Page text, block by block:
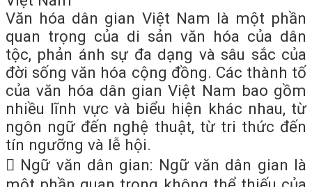
Văn hóa dân gian Việt Nam là một phần
quan trọng của di sản văn hóa của dân
tộc, phản ánh sự đa dạng và sâu sắc của
đời sống văn hóa cộng đồng. Các thành tố
của văn hóa dân gian Việt Nam bao gồm
nhiều lĩnh vực và biểu hiện khác nhau, từ
ngôn ngữ đến nghệ thuật, từ tri thức đến
tín ngưỡng và lễ hội.
 Ngữ văn dân gian: Ngữ văn dân gian là